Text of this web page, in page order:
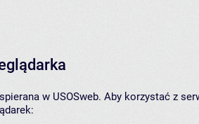
w USOSweb. Aby korzystać z